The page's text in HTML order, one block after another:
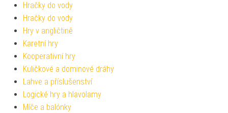
Hračky do vody
Hračky do vody
Hry v angličtině
Karetní hry
Kooperativní hry
Kuličkové a dominové dráhy
Lahve a příslušenství
Logické hry a hlavolamy
Míče a balónky